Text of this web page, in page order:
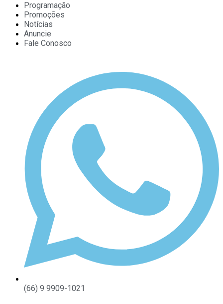
Programação
Promoções
Notícias
Anuncie
Fale Conosco
(66) 9 9909-1021